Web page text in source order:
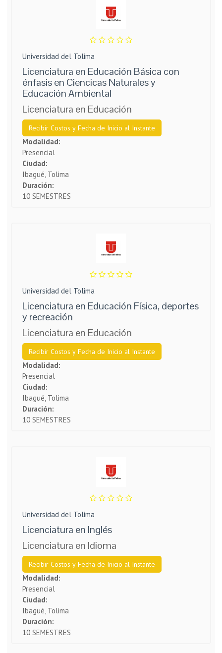
Universidad del Tolima
Licenciatura en Educación Básica con
énfasis en Ciencicas Naturales y
Educación Ambiental
Licenciatura en Educación
Recibir Costos y Fecha de Inicio al Instante
Modalidad:
Presencial
Ciudad:
Ibagué, Tolima
Duración:
10 SEMESTRES
Universidad del Tolima
Licenciatura en Educación Física, deportes
y recreación
Licenciatura en Educación
Recibir Costos y Fecha de Inicio al Instante
Modalidad:
Presencial
Ciudad:
Ibagué, Tolima
Duración:
10 SEMESTRES
Universidad del Tolima
Licenciatura en Inglés
Licenciatura en Idioma
Recibir Costos y Fecha de Inicio al Instante
Modalidad:
Presencial
Ciudad:
Ibagué, Tolima
Duración:
10 SEMESTRES